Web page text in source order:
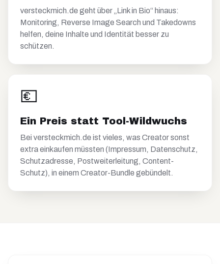
versteckmich.de geht über „Link in Bio“ hinaus:
Monitoring, Reverse Image Search und Takedowns
helfen, deine Inhalte und Identität besser zu
schützen.
💶
Ein Preis statt Tool-Wildwuchs
Bei versteckmich.de ist vieles, was Creator sonst
extra einkaufen müssten (Impressum, Datenschutz,
Schutzadresse, Postweiterleitung, Content-
Schutz), in einem Creator-Bundle gebündelt.